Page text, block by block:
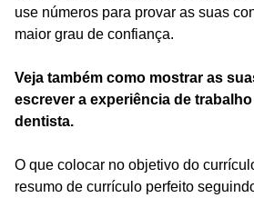
use números para provar as suas
maior grau de confiança.
Veja também como mostrar as
escrever a experiência de
dentista.
O que colocar no objetivo do
resumo de currículo perfeito